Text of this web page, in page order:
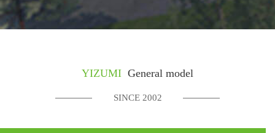
Centro de I+D y Centro Técnico de
Aquisgrán, YIZUMI Alemania se
centra en la fabricación aditiva,
procesamiento de polímeros, la
aplicación de materiales ligeros
Global de Yizumi, con una
inversión total de hasta 100
terminado a finales de 2021. El
cooperar con líderes
YIZUMI General model
SINCE 2002